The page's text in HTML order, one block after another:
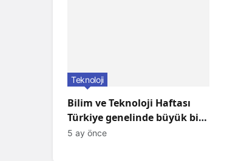
Bilim ve Teknoloji Haftası
Türkiye genelinde büyük bir
coşkuyla kutlandı: İşte
Teknoloji
5 ay önce